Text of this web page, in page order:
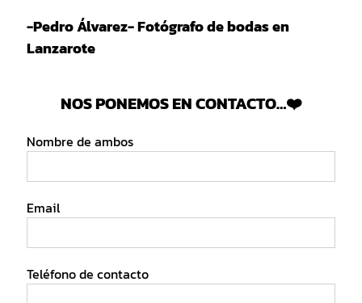
-Pedro Álvarez- Fotógrafo de bodas en
Lanzarote
NOS PONEMOS EN CONTACTO…❤️
Nombre de ambos
Email
Teléfono de contacto